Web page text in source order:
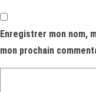
Enregistrer mon nom,
mon prochain